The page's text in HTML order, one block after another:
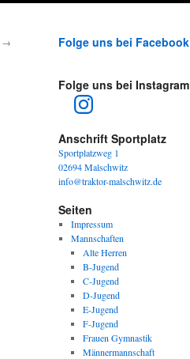
→ Folge uns bei Facebook
Folge uns bei Instagram
Instagram
Anschrift Sportplatz
Sportplatzweg 1
02694 Malschwitz
info@traktor-malschwitz.de
Seiten
Impressum
Mannschaften
Alte Herren
B-Jugend
C-Jugend
D-Jugend
E-Jugend
F-Jugend
Frauen Gymnastik
Männermannschaft